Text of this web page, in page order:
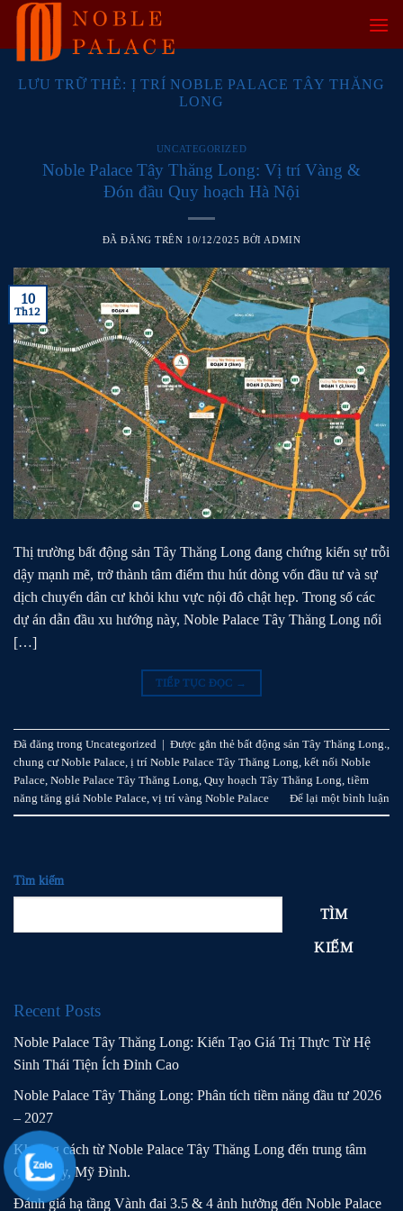
Chuyển
dungLƯU TRỮ THẺ: Ị TRÍ NOBLE PALACE TÂY THĂNG
LONG
UNCATEGORIZED
Noble Palace Tây Thăng Long: Vị trí Vàng &
Đón đầu Quy hoạch Hà Nội
ĐÃ ĐĂNG TRÊN 10/12/2025 BỞI ADMIN
10
Th12
Thị trường bất động sản Tây Thăng Long đang chứng kiến sự trỗi
dậy mạnh mẽ, trở thành tâm điểm thu hút dòng vốn đầu tư và sự
dịch chuyển dân cư khỏi khu vực nội đô chật hẹp. Trong số các
dự án dẫn đầu xu hướng này, Noble Palace Tây Thăng Long nổi
[…]
TIẾP TỤC ĐỌC →
Đã đăng trong Uncategorized Được gắn thẻ bất động sản Tây Thăng Long.,
chung cư Noble Palace, ị trí Noble Palace Tây Thăng Long, kết nối Noble
Palace, Noble Palace Tây Thăng Long, Quy hoạch Tây Thăng Long, tiềm
năng tăng giá Noble Palace, vị trí vàng Noble Palace Để lại một bình luận
Tìm kiếm
TÌM
KIẾM
Recent Posts
Noble Palace Tây Thăng Long: Kiến Tạo Giá Trị Thực Từ Hệ
Sinh Thái Tiện Ích Đỉnh Cao
Noble Palace Tây Thăng Long: Phân tích tiềm năng đầu tư 2026
– 2027
Khoảng cách từ Noble Palace Tây Thăng Long đến trung tâm
Cầu Giấy, Mỹ Đình.
Đánh giá hạ tầng Vành đai 3.5 & 4 ảnh hưởng đến Noble Palace